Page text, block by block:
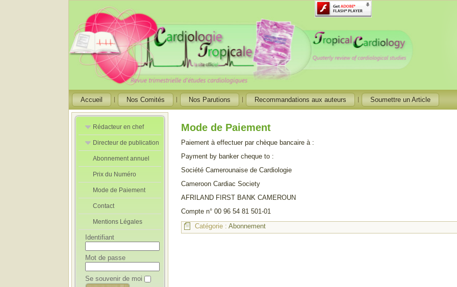
Accueil Nos Comités Nos Parutions Recommandations aux auteurs Soumettre un Article
Rédacteur en chef
Rédacteurs en
Chef Adjoint
Directeur de publication
Directeur de
publication
adjoint
Abonnement annuel
Prix du Numéro
Mode de Paiement
Contact
Mentions Légales
Identifiant
Mot de passe
Se souvenir de moi
Mode de Paiement
Paiement à effectuer par chèque bancaire à :
Payment by banker cheque to :
Société Camerounaise de Cardiologie
Cameroon Cardiac Society
AFRILAND FIRST BANK CAMEROUN
Compte n° 00 96 54 81 501-01
Catégorie :Abonnement